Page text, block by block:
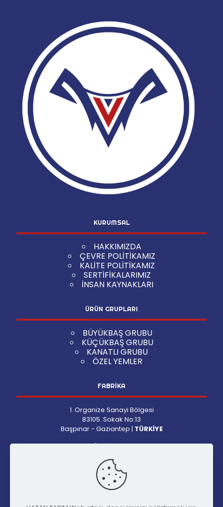
KURUMSAL
HAKKIMIZDA
ÇEVRE POLİTİKAMIZ
KALİTE POLİTİKAMIZ
SERTİFİKALARIMIZ
İNSAN KAYNAKLARI
ÜRÜN GRUPLARI
BÜYÜKBAŞ GRUBU
KÜÇÜKBAŞ GRUBU
KANATLI GRUBU
ÖZEL YEMLER
FABRİKA
1. Organize Sanayi Bölgesi
83105. Sokak No:13
Başpınar - Gaziantep | TÜRKİYE
Pazartesi-Cuma:09:00-18:00
İLETİŞİM